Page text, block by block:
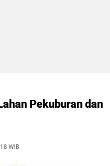
Pekuburan dan
WIB